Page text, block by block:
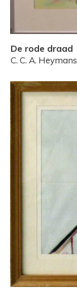
De rode draad
C. C. A. Heymans